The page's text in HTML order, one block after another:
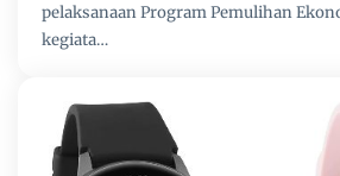
pelaksanaan Program Pemulihan
kegiata…